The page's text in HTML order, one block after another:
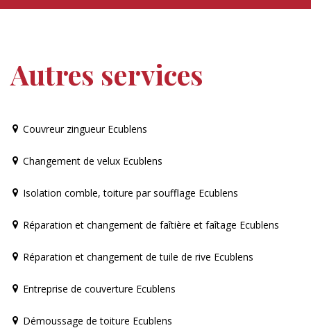
Autres services
Couvreur zingueur Ecublens
Changement de velux Ecublens
Isolation comble, toiture par soufflage Ecublens
Réparation et changement de faîtière et faîtage Ecublens
Réparation et changement de tuile de rive Ecublens
Entreprise de couverture Ecublens
Démoussage de toiture Ecublens